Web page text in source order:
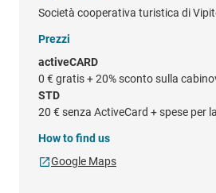
Società cooperativa turistica di
Prezzi
activeCARD
0 € gratis + 20% sconto sulla
STD
20 € senza ActiveCard + spese per
How to find us
Google Maps